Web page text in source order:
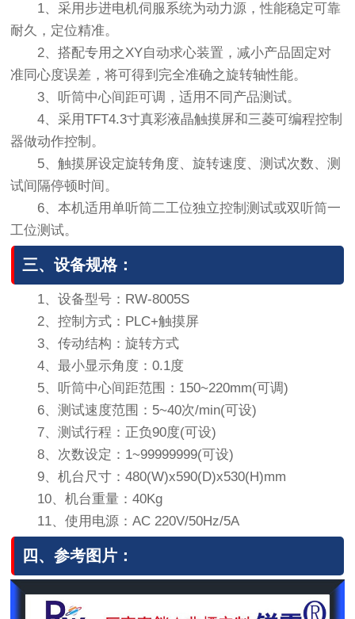
1、采用步进电机伺服系统为动力源，性能稳定可靠
耐久，定位精准。
2、搭配专用之XY自动求心装置，减小产品固定对
准同心度误差，将可得到完全准确之旋转轴性能。
3、听筒中心间距可调，适用不同产品测试。
4、采用TFT4.3寸真彩液晶触摸屏和三菱可编程控制
器做动作控制。
5、触摸屏设定旋转角度、旋转速度、测试次数、测
试间隔停顿时间。
6、本机适用单听筒二工位独立控制测试或双听筒一
工位测试。
三、设备规格：
1、设备型号：RW-8005S
2、控制方式：PLC+触摸屏
3、传动结构：旋转方式
4、最小显示角度：0.1度
5、听筒中心间距范围：150~220mm(可调)
6、测试速度范围：5~40次/min(可设)
7、测试行程：正负90度(可设)
8、次数设定：1~99999999(可设)
9、机台尺寸：480(W)x590(D)x530(H)mm
10、机台重量：40Kg
11、使用电源：AC 220V/50Hz/5A
四、参考图片：